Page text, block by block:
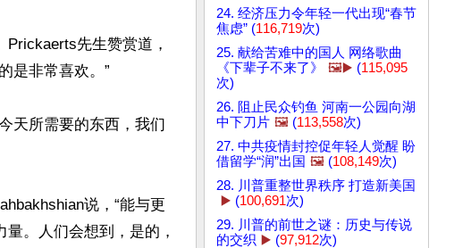
先生赞赏道，
是非常喜欢。”
天所需要的东西，我们
说，“能与更
。人们会想到，是的，
24. 经济压力令年轻一代出现“春节
焦虑” (116,719次)
25. 献给苦难中的国人 网络歌曲
《下辈子不来了》
🖼️▶️ (115,095
次)
26. 阻止民众钓鱼 河南一公园向湖
中下刀片 🖼️ (113,558次)
27. 中共疫情封控促年轻人觉醒 盼
借留学“润”出国 🖼️ (108,149次)
28. 川普重整世界秩序 打造新美国
▶️ (100,691次)
29. 川普的前世之谜：历史与传说
的交织 ▶️ (97,912次)